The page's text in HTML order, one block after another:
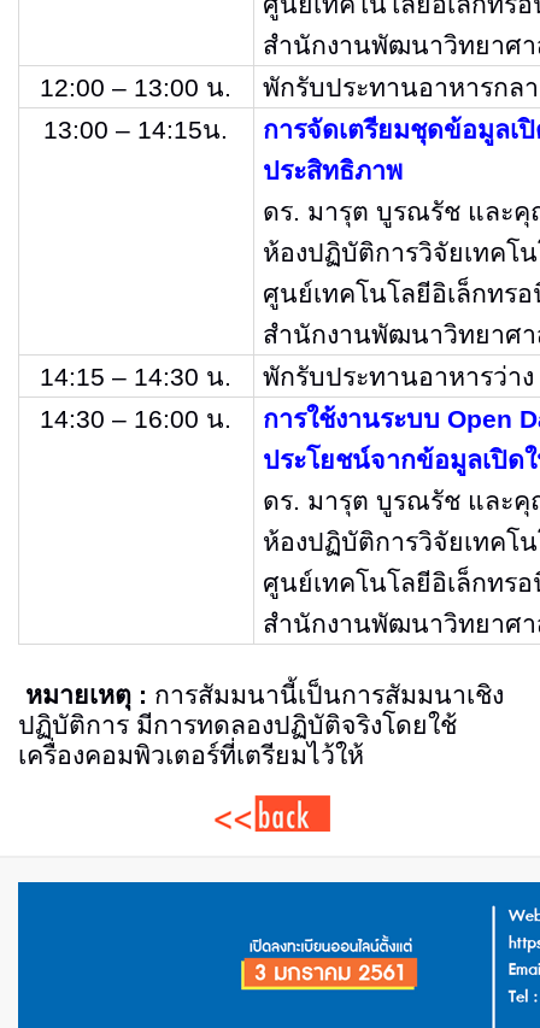
สำนักงานพัฒนาวิทยาศา
12:00 – 13:00 น.
พักรับประทานอาหารกล
13:00 – 14:15น.
การจัดเตรียมชุดข้อมูลเ
ประสิทธิภาพ
ดร. มารุต บูรณรัช และคุ
ห้องปฏิบัติการวิจัยเทคโ
ศูนย์เทคโนโลยีอิเล็กทร
สำนักงานพัฒนาวิทยาศา
14:15 – 14:30 น.
พักรับประทานอาหารว่าง
14:30 – 16:00 น. การใช้งานระบบ Open
ประโยชน์จากข้อมูลเปิด
ดร. มารุต บูรณรัช และคุ
ห้องปฏิบัติการวิจัยเทคโ
ศูนย์เทคโนโลยีอิเล็กทร
สำนักงานพัฒนาวิทยาศา
หมายเหตุ : การสัมมนานี้เป็นการสัมมนาเชิง
ปฏิบัติการ มีการทดลองปฏิบัติจริงโดยใช้
เครื่องคอมพิวเตอร์ที่เตรียมไว้ให้